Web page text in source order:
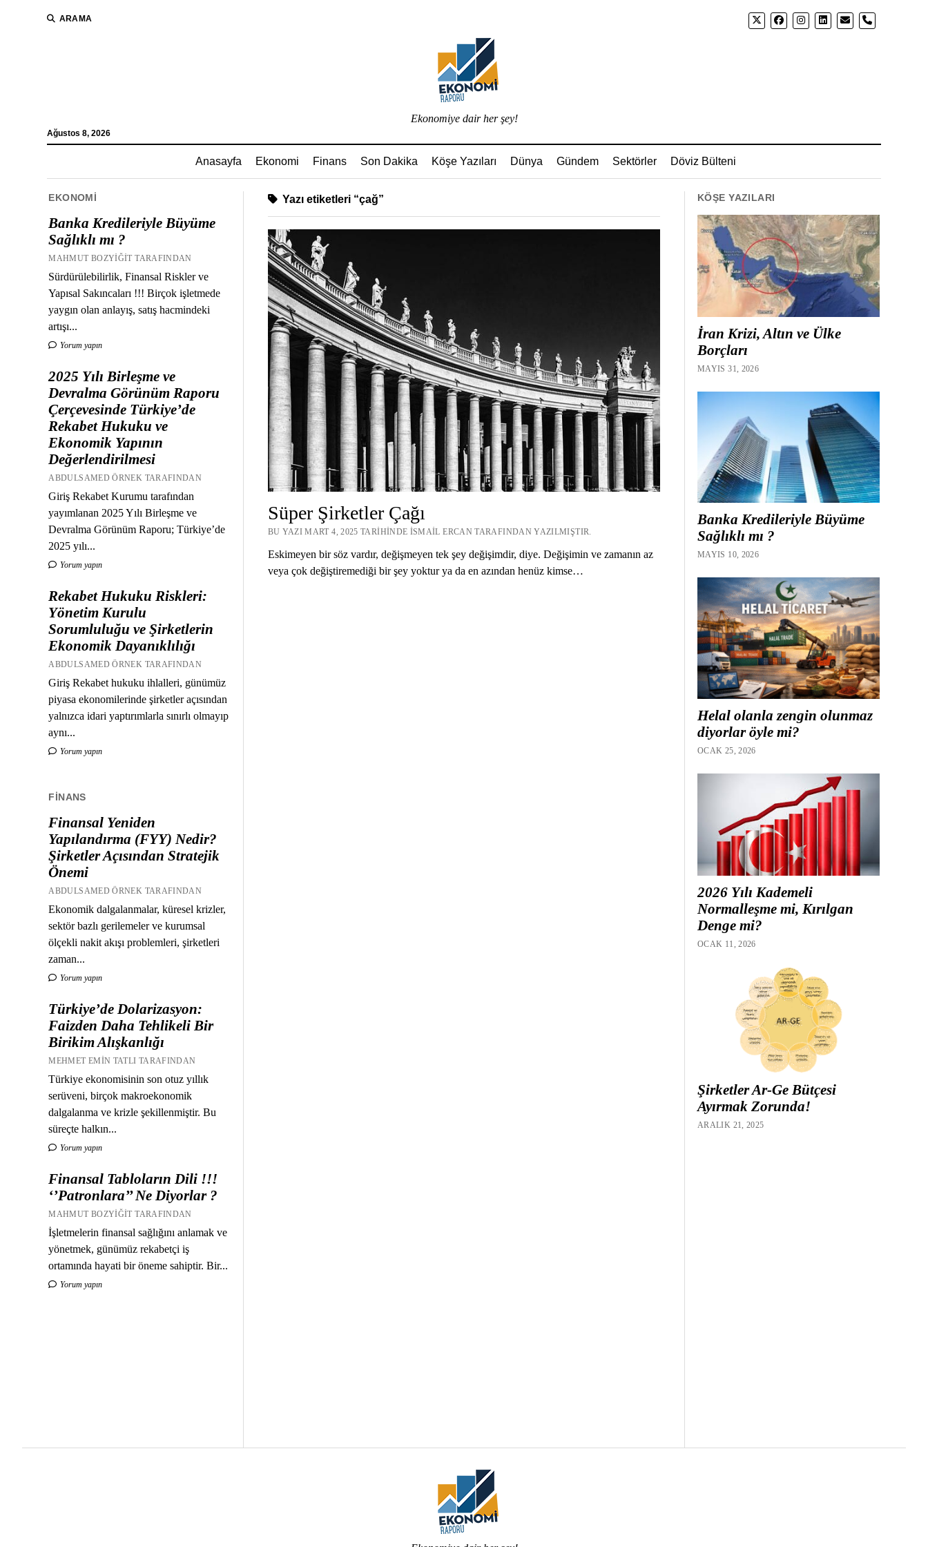
ARAMA
Ağustos 8, 2026
Ekonomiye dair her şey!
Anasayfa Ekonomi Finans Son Dakika Köşe Yazıları Dünya Gündem Sektörler Döviz Bülteni
EKONOMI
Banka Kredileriyle Büyüme
Sağlıklı mı ?
MAHMUT BOZYIĞIT TARAFINDAN
Sürdürülebilirlik, Finansal Riskler ve
Yapısal Sakıncaları !!! Birçok işletmede
yaygın olan anlayış, satış hacmindeki
artışı...
Yorum yapın
2025 Yılı Birleşme ve
Devralma Görünüm Raporu
Çerçevesinde Türkiye’de
Rekabet Hukuku ve
Ekonomik Yapının
Değerlendirilmesi
ABDULSAMED ÖRNEK TARAFINDAN
Giriş Rekabet Kurumu tarafından
yayımlanan 2025 Yılı Birleşme ve
Devralma Görünüm Raporu; Türkiye’de
2025 yılı...
Yorum yapın
Rekabet Hukuku Riskleri:
Yönetim Kurulu
Sorumluluğu ve Şirketlerin
Ekonomik Dayanıklılığı
ABDULSAMED ÖRNEK TARAFINDAN
Giriş Rekabet hukuku ihlalleri, günümüz
piyasa ekonomilerinde şirketler açısından
yalnızca idari yaptırımlarla sınırlı olmayıp
aynı...
Yorum yapın
FINANS
Finansal Yeniden
Yapılandırma (FYY) Nedir?
Şirketler Açısından Stratejik
Önemi
ABDULSAMED ÖRNEK TARAFINDAN
Ekonomik dalgalanmalar, küresel krizler,
sektör bazlı gerilemeler ve kurumsal
ölçekli nakit akışı problemleri, şirketleri
zaman...
Yorum yapın
Türkiye’de Dolarizasyon:
Faizden Daha Tehlikeli Bir
Birikim Alışkanlığı
MEHMET EMIN TATLI TARAFINDAN
Türkiye ekonomisinin son otuz yıllık
serüveni, birçok makroekonomik
dalgalanma ve krizle şekillenmiştir. Bu
süreçte halkın...
Yorum yapın
Finansal Tabloların Dili !!!
‘’Patronlara’’ Ne Diyorlar ?
MAHMUT BOZYIĞIT TARAFINDAN
İşletmelerin finansal sağlığını anlamak ve
yönetmek, günümüz rekabetçi iş
ortamında hayati bir öneme sahiptir. Bir...
Yorum yapın
Yazı etiketleri “çağ”
Süper Şirketler Çağı
BU YAZI MART 4, 2025 TARIHINDE İSMAIL ERCAN TARAFINDAN YAZILMIŞTIR.
Eskimeyen bir söz vardır, değişmeyen tek şey değişimdir, diye. Değişimin ve zamanın az
veya çok değiştiremediği bir şey yoktur ya da en azından henüz kimse…
KÖŞE YAZILARI
İran Krizi, Altın ve Ülke
Borçları
MAYIS 31, 2026
Banka Kredileriyle Büyüme
Sağlıklı mı ?
MAYIS 10, 2026
Helal olanla zengin olunmaz
diyorlar öyle mi?
OCAK 25, 2026
2026 Yılı Kademeli
Normalleşme mi, Kırılgan
Denge mi?
OCAK 11, 2026
Şirketler Ar-Ge Bütçesi
Ayırmak Zorunda!
ARALIK 21, 2025